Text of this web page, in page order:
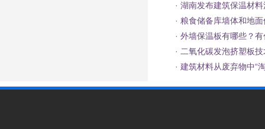
· 湖南发布建筑保温材
· 粮食储备库墙体和地
· 外墙保温板有哪些？
· 二氧化碳发泡挤塑板
· 建筑材料从废弃物中“